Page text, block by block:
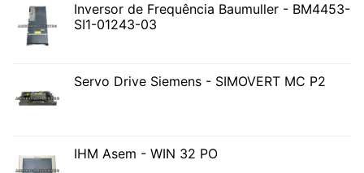
Inversor de Frequência Baumuller - BM4453-
SI1-01243-03
Servo Drive Siemens - SIMOVERT MC P2
IHM Asem - WIN 32 PO